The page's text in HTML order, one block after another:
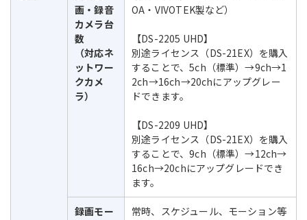
画・録音
カメラ台
数
（対応ネ
ットワー
クカメ
ラ）
OA・VIVOTEK製など）
【DS-2205 UHD】
別途ライセンス（DS-21EX）を購入
することで、5ch（標準）→9ch→1
2ch→16ch→20chにアップグレー
ドできます。
【DS-2209 UHD】
別途ライセンス（DS-21EX）を購入
することで、9ch（標準）→12ch→
16ch→20chにアップグレードでき
ます。
録画モー
常時、スケジュール、モーション等